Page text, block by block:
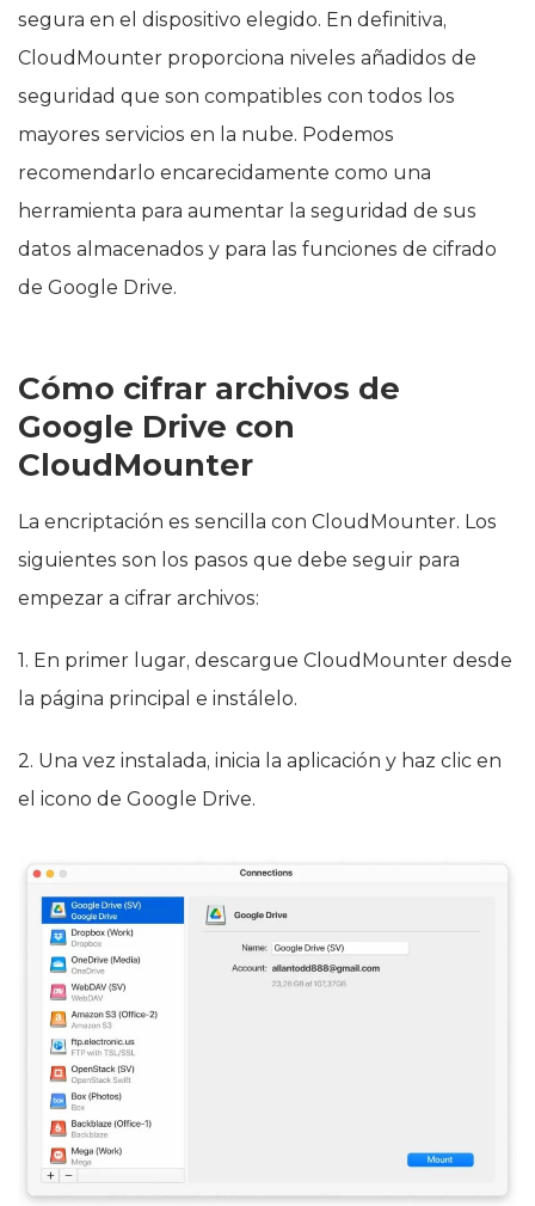
segura en el dispositivo elegido. En definitiva,
CloudMounter proporciona niveles añadidos de
seguridad que son compatibles con todos los
mayores servicios en la nube. Podemos
recomendarlo encarecidamente como una
herramienta para aumentar la seguridad de sus
datos almacenados y para las funciones de cifrado
de Google Drive.
Cómo cifrar archivos de
Google Drive con
CloudMounter
La encriptación es sencilla con CloudMounter. Los
siguientes son los pasos que debe seguir para
empezar a cifrar archivos:
1. En primer lugar, descargue CloudMounter desde
la página principal e instálelo.
2. Una vez instalada, inicia la aplicación y haz clic en
el icono de Google Drive.